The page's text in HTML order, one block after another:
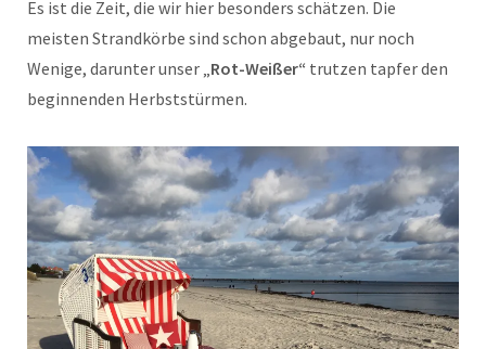
Es ist die Zeit, die wir hier besonders schätzen. Die
meisten Strandkörbe sind schon abgebaut, nur noch
Wenige, darunter unser „ Rot-Weißer“ trutzen tapfer den
beginnenden Herbststürmen.